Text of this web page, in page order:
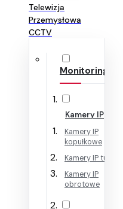
Telewizja
Przemysłowa
CCTV
Monitoring IP
Kamery IP
Kamery IP
kopułkowe
Kamery IP tubowe
Kamery IP
obrotowe